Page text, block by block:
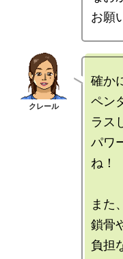
確か
ペン
ラス
パワ
ね！
また
鎖骨
負担